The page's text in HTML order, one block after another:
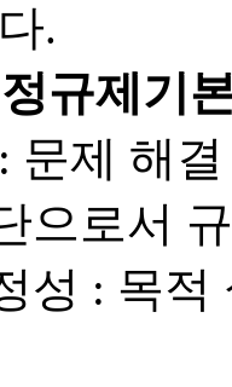
.
규제기
문제 해
으로서
성 : 목